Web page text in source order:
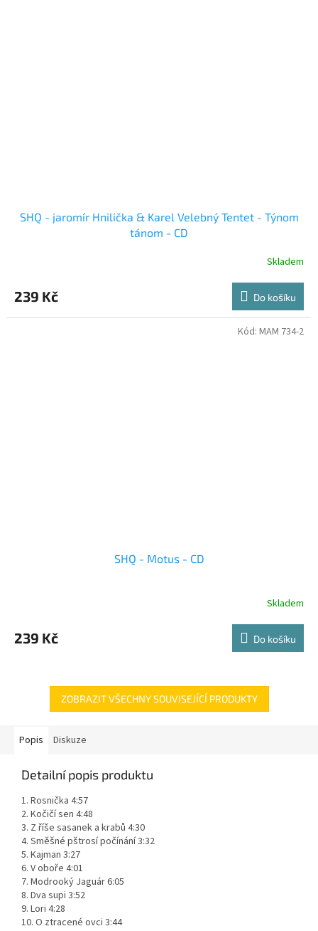
SHQ - jaromír Hnilička & Karel Velebný Tentet - Týnom
tánom - CD
Skladem
239 Kč Do košíku
SHQ - Motus - CD
Skladem
239 Kč Do košíku
Kód: MAM 734-2
ZOBRAZIT VŠECHNY SOUVISEJÍCÍ PRODUKTY
Popis Diskuze
Detailní popis produktu
1. Rosnička 4:57
2. Kočičí sen 4:48
3. Z říše sasanek a krabů 4:30
4. Směšné pštrosí počínání 3:32
5. Kajman 3:27
6. V oboře 4:01
7. Modrooký Jaguár 6:05
8. Dva supi 3:52
9. Lori 4:28
10. O ztracené ovci 3:44